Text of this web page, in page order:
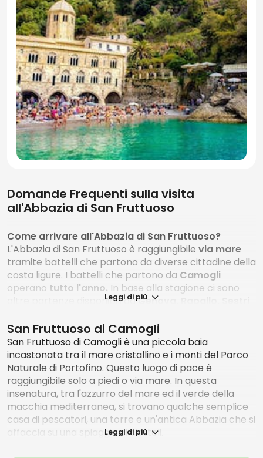
Domande Frequenti sulla visita
all'Abbazia di San Fruttuoso
Come arrivare all'Abbazia di San Fruttuoso?
L'Abbazia di San Fruttuoso è raggiungibile via mare
tramite battelli che partono da diverse cittadine della
costa ligure. I battelli che partono da Camogli
operano tutto l'anno. In base alla stagione ci sono
altre partenze disponibili daGenova, Rapallo, Sestri
Marina.E' possibile arrivare a San Fruttuoso
percorrendo i sentieri del Parco Naturale di Portofino.
Alcuni di questi sentieripossono essere impegnativi
in alcuni tratti e richiedono l'uso di scarpe da trekking
e abbigliamento sportivo. Non è possibile raggiungere
San Fruttuoso in macchina.
Quanto dura la visita all'Abbazia di San Fruttuoso?
Non c'è una durata massima per la visita dell'Abbazia.
dell'edificio e per goderne l'atmosfera, possiamo
Leggi di più
San Fruttuoso di Camogli
San Fruttuoso di Camogli è una piccola baia
incastonata tra il mare cristallino e i monti del Parco
Naturale di Portofino. Questo luogo di pace è
raggiungibile solo a piedi o via mare. In questa
insenatura, tra l'azzurro del mare ed il verde della
macchia mediterranea, si trovano qualche semplice
casa di pescatori, una torre e un'antica Abbazia che si
affaccia su una spiaggia di ciottoli.
Leggi di più